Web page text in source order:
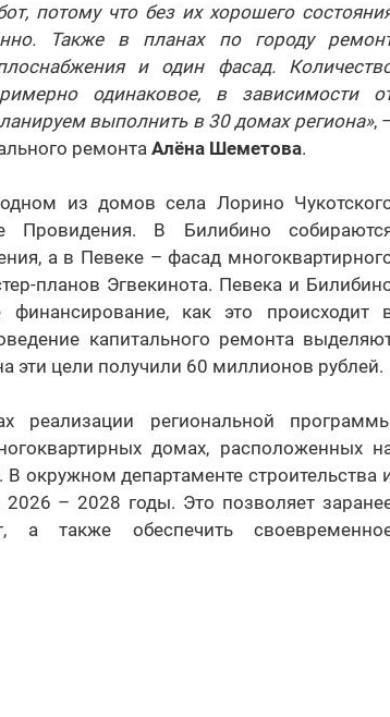
потому что без их хорошего
Также в планах по городу
и один фасад.
одинаковое, в зависимости
выполнить в 30 домах региона»,
ремонта Алёна Шеметова.
из домов села Лорино
Провидения. В Билибино
а в Певеке – фасад
планов Эгвекинота. Певека и
финансирование, как это происходит
капитального ремонта
эти цели получили 60 миллионов рублей.
реализации региональной
домах, расположенных
окружном департаменте строительства
– 2028 годы. Это позволяет
а также обеспечить